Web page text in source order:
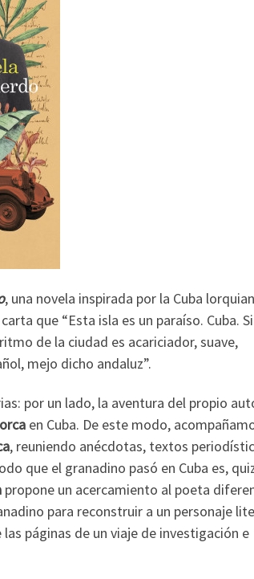
, una novela inspirada por la Cuba
que “Esta isla es un paraíso. Cuba.
de la ciudad es acariciador, suave,
mejo dicho andaluz”.
por un lado, la aventura del propio
en Cuba. De este modo,
, reuniendo anécdotas, textos
que el granadino pasó en Cuba es,
propone un acercamiento al poeta
para reconstruir a un personaje
páginas de un viaje de investigación e